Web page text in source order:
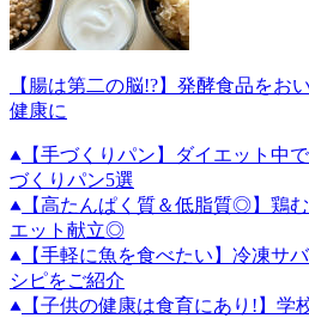
【腸は第二の脳!?】発酵食品をお
健康に
【手づくりパン】ダイエット中
づくりパン5選
【高たんぱく質＆低脂質◎】鶏
エット献立◎
【手軽に魚を食べたい】冷凍サ
シピをご紹介
【子供の健康は食育にあり!】学